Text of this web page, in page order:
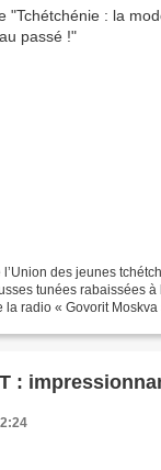
des jeunes
tunées rabaissées à
la radio « Govorit Moskva
: